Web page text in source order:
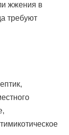
жжения в
требуют